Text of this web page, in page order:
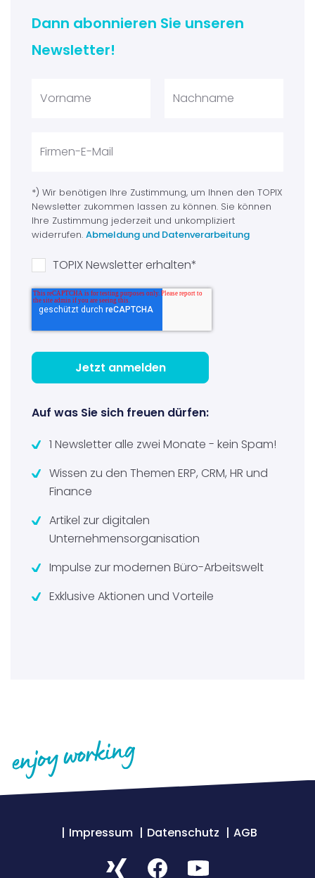
Dann abonnieren Sie unseren
Newsletter!
*) Wir benötigen Ihre Zustimmung, um Ihnen den TOPIX
Newsletter zukommen lassen zu können. Sie können
Ihre Zustimmung jederzeit und unkompliziert
widerrufen.Abmeldung und Datenverarbeitung
TOPIX Newsletter erhalten*
Auf was Sie sich freuen dürfen:
1 Newsletter alle zwei Monate - kein Spam!
Wissen zu den Themen ERP, CRM, HR und
Finance
Artikel zur digitalen
Unternehmensorganisation
Impulse zur modernen Büro-Arbeitswelt
Exklusive Aktionen und Vorteile
Impressum Datenschutz AGB